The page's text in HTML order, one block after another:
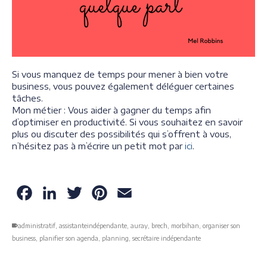
Si vous manquez de temps pour mener à bien votre
business, vous pouvez également déléguer certaines
tâches.
Mon métier : Vous aider à gagner du temps afin
d’optimiser en productivité. Si vous souhaitez en savoir
plus ou discuter des possibilités qui s’offrent à vous,
n’hésitez pas à m’écrire un petit mot parici.
FacebookLinkedInTwitterPinterest
administratif assistanteindépendante auray brech morbihan organiser son
business planifier son agenda planning secrétaire indépendante